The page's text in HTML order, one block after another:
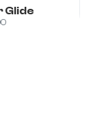
Glide